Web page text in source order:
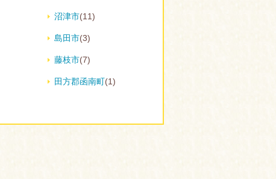
沼津市(11)
島田市(3)
藤枝市(7)
田方郡函南町(1)